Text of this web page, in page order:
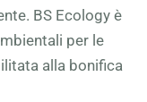
BS Ecology è
per le
alla bonifica